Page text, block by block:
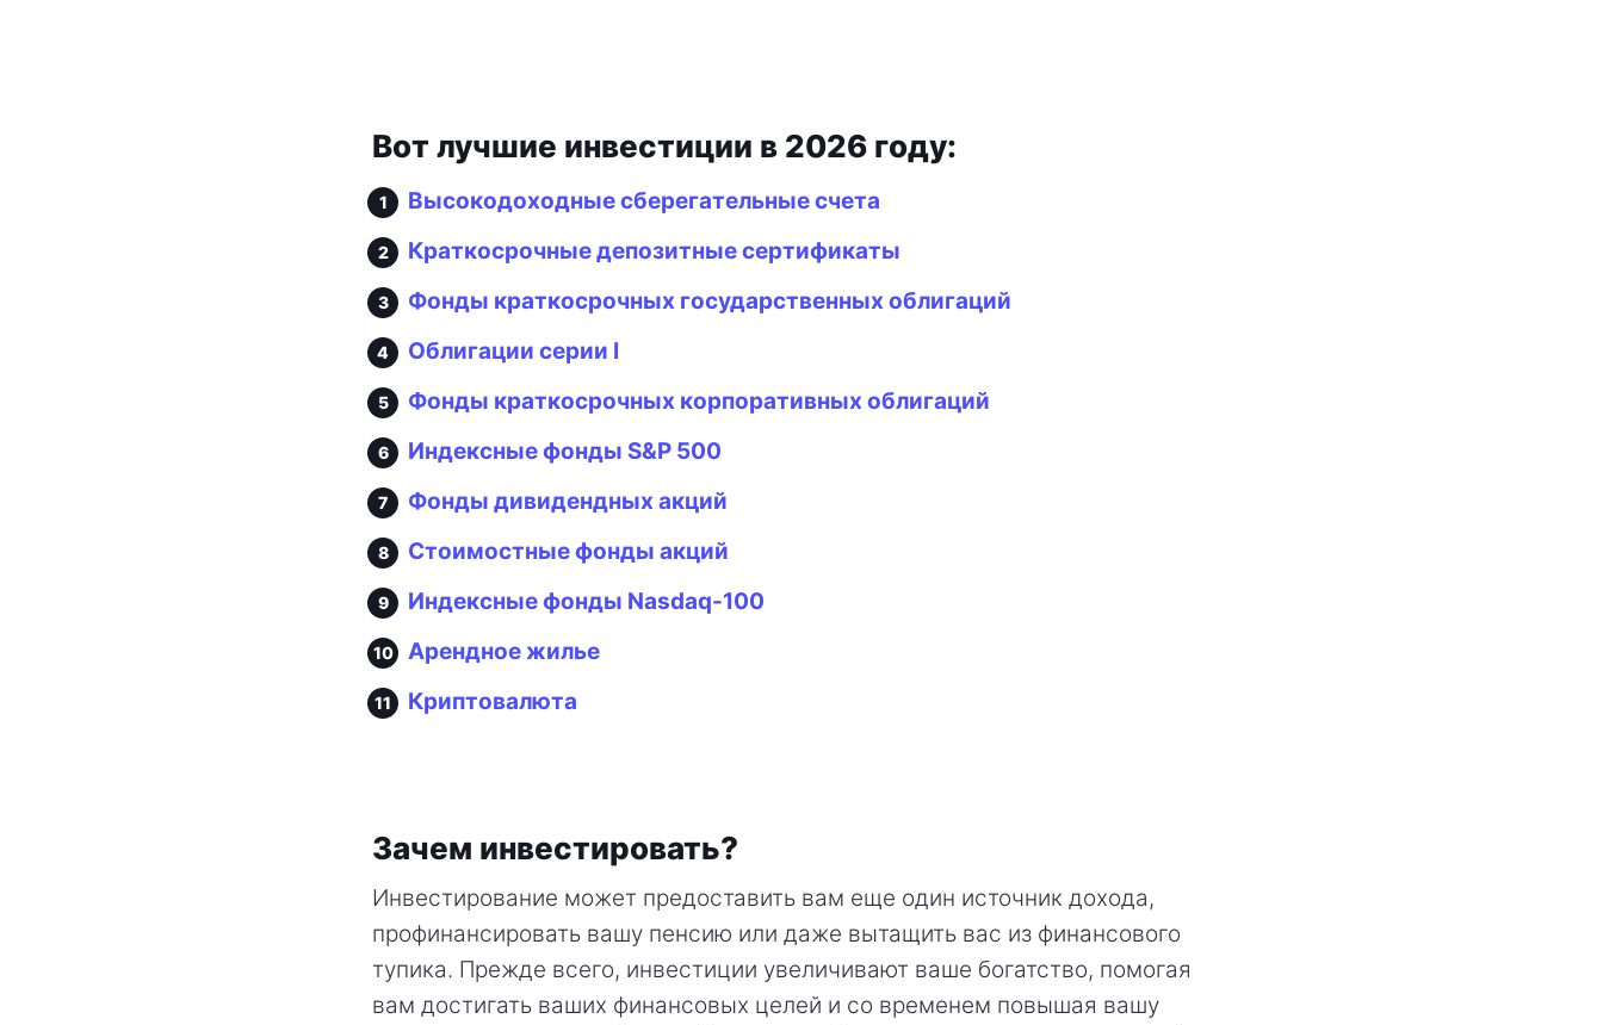
Вот лучшие инвестиции в 2026 году:
Высокодоходные сберегательные счета
Краткосрочные депозитные сертификаты
Фонды краткосрочных государственных облигаций
Облигации серии I
Фонды краткосрочных корпоративных облигаций
Индексные фонды S&P 500
Фонды дивидендных акций
Стоимостные фонды акций
Индексные фонды Nasdaq-100
Арендное жилье
Криптовалюта
Зачем инвестировать?
Инвестирование может предоставить вам еще один источник дохода,
профинансировать вашу пенсию или даже вытащить вас из финансового
тупика. Прежде всего, инвестиции увеличивают ваше богатство, помогая
вам достигать ваших финансовых целей и со временем повышая вашу